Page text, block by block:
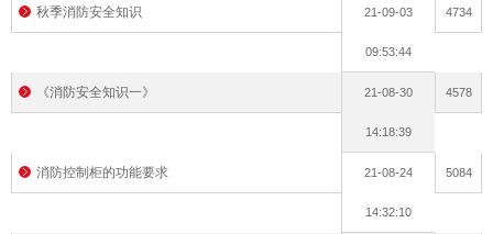
秋季消防安全知识 21-09-03
09:53:44
4734
《消防安全知识一》 21-08-30
14:18:39
4578
消防控制柜的功能要求 21-08-24
14:32:10
5084